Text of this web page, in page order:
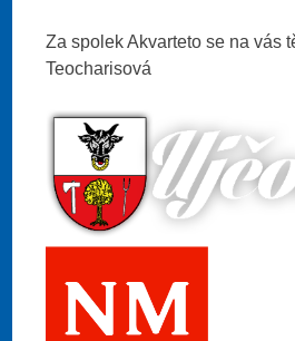
Za spolek Akvarteto se na vás
Teocharisová